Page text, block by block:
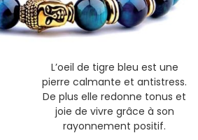
L’oeil de tigre bleu est une
pierre calmante et antistress.
De plus elle redonne tonus et
joie de vivre grâce à son
rayonnement positif.